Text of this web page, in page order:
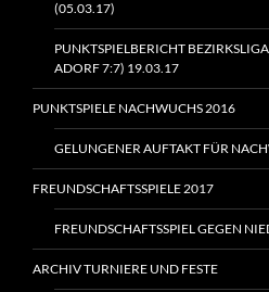
(05.03.17)
PUNKTSPIELBERICHT
ADORF 7:7) 19.03.17
PUNKTSPIELE NACHWUCHS 2016
GELUNGENER AUFTAKT FÜR
FREUNDSCHAFTSSPIELE 2017
FREUNDSCHAFTSSPIEL GEGEN
ARCHIV TURNIERE UND FESTE